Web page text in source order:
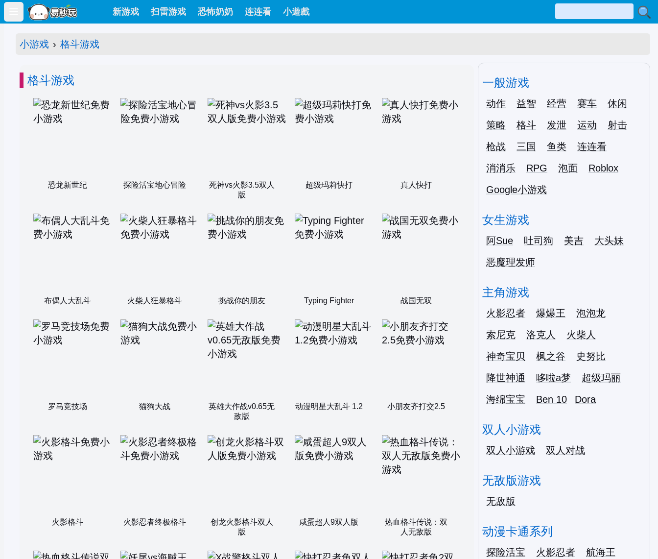
Open main menu
新游戏 扫雷游戏 恐怖奶奶 连连看 小遊戲
小游戏 › 格斗游戏
格斗游戏
恐龙新世纪 探险活宝地心冒险
死神vs火影3.5双人
版
超级玛莉快打 真人快打
布偶人大乱斗 火柴人狂暴格斗 挑战你的朋友 Typing Fighter 战国无双
罗马竞技场 猫狗大战
英雄大作战v0.65无
敌版
动漫明星大乱斗 1.2 小朋友齐打交2.5
火影格斗 火影忍者终极格斗
创龙火影格斗双人
版
咸蛋超人9双人版
热血格斗传说：双
人无敌版
一般游戏
动作 益智 经营 赛车
休闲
策略
格斗 发泄 运动
射击
枪战
三国 鱼类
连连看
消消乐
RPG 泡面
Roblox
Google小游戏
女生游戏
阿Sue 吐司狗 美吉
大头妹
恶魔理发师
主角游戏
火影忍者 爆爆王
泡泡龙
索尼克
洛克人
火柴人
神奇宝贝
枫之谷
史努比
降世神通
哆啦a梦
超级玛丽
海绵宝宝
Ben 10 Dora
双人小游戏
双人小游戏 双人对战
无敌版游戏
无敌版
动漫卡通系列
探险活宝 火影忍者
航海王